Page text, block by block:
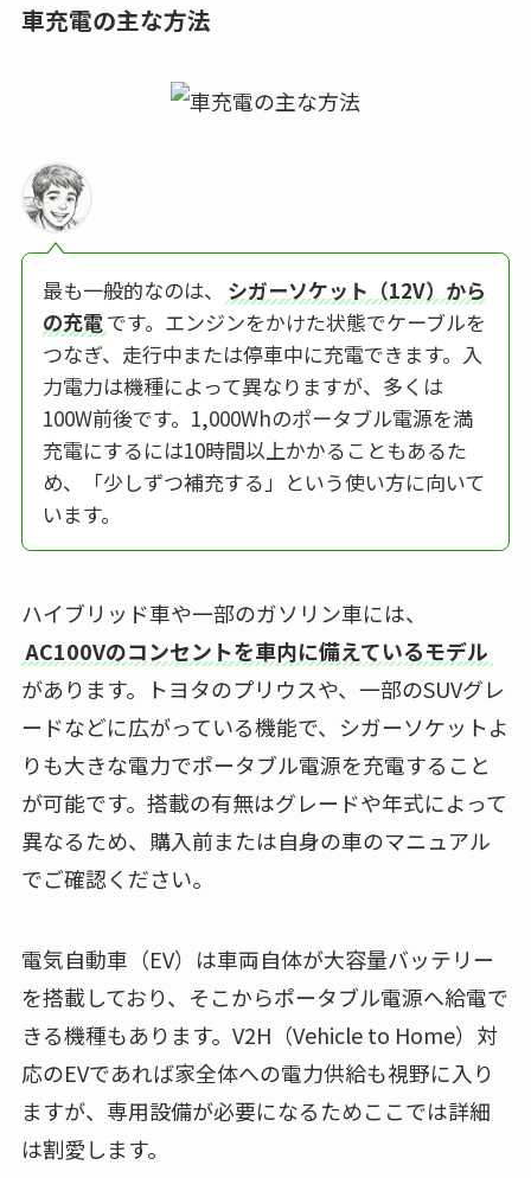
車充電の主な方法
最も一般的なのは、
シガーソケット（12V）から
の充電です。エンジンをかけた状態でケーブルを
つなぎ、走行中または停車中に充電できます。入
力電力は機種によって異なりますが、多くは
100W前後です。1,000Whのポータブル電源を満
充電にするには10時間以上かかることもあるた
め、「少しずつ補充する」という使い方に向いて
います。
ハイブリッド車や一部のガソリン車には、
AC100Vのコンセントを車内に備えているモデル
があります。トヨタのプリウスや、一部のSUVグレ
ードなどに広がっている機能で、シガーソケットよ
りも大きな電力でポータブル電源を充電すること
が可能です。搭載の有無はグレードや年式によって
異なるため、購入前または自身の車のマニュアル
でご確認ください。
電気自動車（EV）は車両自体が大容量バッテリー
を搭載しており、そこからポータブル電源へ給電で
きる機種もあります。V2H（Vehicle to Home）対
応のEVであれば家全体への電力供給も視野に入り
ますが、専用設備が必要になるためここでは詳細
は割愛します。